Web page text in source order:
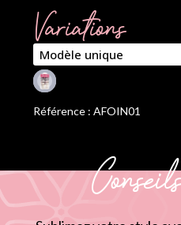
Variations
Référence : AFOIN01